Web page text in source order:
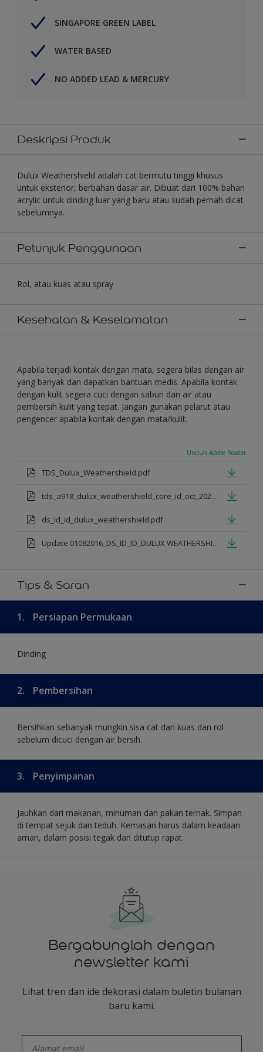
SINGAPORE GREEN LABEL
WATER BASED
NO ADDED LEAD & MERCURY
Deskripsi Produk
Dulux Weathershield adalah cat bermutu tinggi khusus
untuk eksterior, berbahan dasar air. Dibuat dari 100% bahan
acrylic untuk dinding luar yang baru atau sudah pernah dicat
sebelumnya.
Petunjuk Penggunaan
Rol, atau kuas atau spray
Kesehatan & Keselamatan
Apabila terjadi kontak dengan mata, segera bilas dengan air
yang banyak dan dapatkan bantuan medis. Apabila kontak
dengan kulit segera cuci dengan sabun dan air atau
pembersih kulit yang tepat. Jangan gunakan pelarut atau
pengencer apabila kontak dengan mata/kulit.
Unduh Adobe Reader
TDS_Dulux_Weathershield.pdf
tds_a918_dulux_weathershield_core_id_oct_2021.pdf
ds_id_id_dulux_weathershield.pdf
Update 01082016_DS_ID_ID_DULUX WEATHERSHIELD PRO PREMIUM EXTERIOR_mod.pdf
Tips & Saran
1. Persiapan Permukaan
Dinding
2. Pembersihan
Bersihkan sebanyak mungkin sisa cat dari kuas dan rol
sebelum dicuci dengan air bersih.
3. Penyimpanan
Jauhkan dari makanan, minuman dan pakan ternak. Simpan
di tempat sejuk dan teduh. Kemasan harus dalam keadaan
aman, dalam posisi tegak dan ditutup rapat.
Bergabunglah dengan
newsletter kami
Lihat tren dan ide dekorasi dalam buletin bulanan
baru kami.